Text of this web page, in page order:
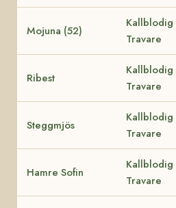
Mojuna (52)
Kallblodig
Travare
Ribest
Kallblodig
Travare
Steggmjös
Kallblodig
Travare
Hamre Sofin
Kallblodig
Travare